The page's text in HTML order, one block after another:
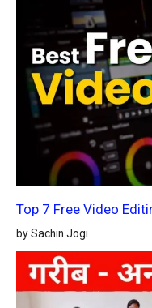
Top 7 Free Video
by Sachin Jogi